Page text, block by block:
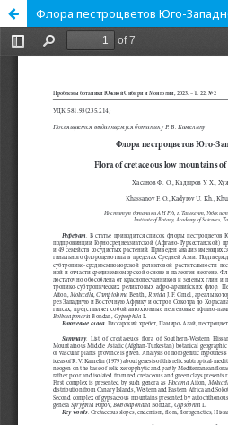
Флора пестроцветов Юго-